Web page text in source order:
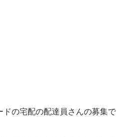
ドの宅配の配達員さんの募集で